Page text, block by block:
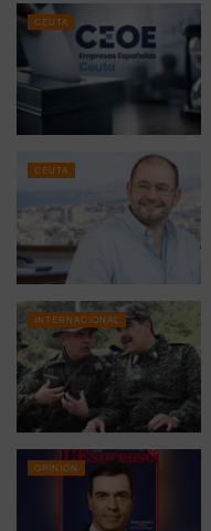
CEUTA
CEUTA
INTERNACIONAL
OPINIÓN